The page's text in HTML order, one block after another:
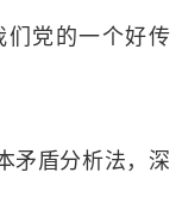
们党的一个好传
盾分析法，深